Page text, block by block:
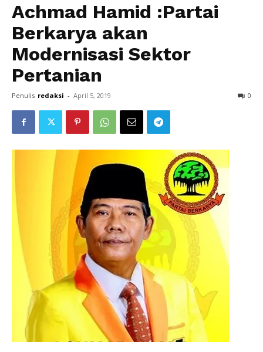
Achmad Hamid :Partai
Berkarya akan
Modernisasi Sektor
Pertanian
Penulis redaksi - April 5, 2019 0